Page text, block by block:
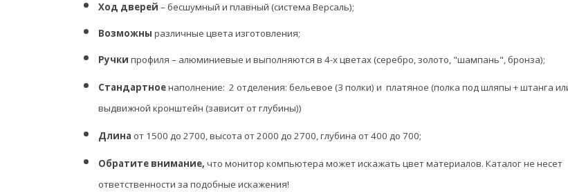
Ход дверей – бесшумный и плавный (система Версаль);
Возможны различные цвета изготовления;
Ручки профиля – алюминиевые и выполняются в 4-х цветах (серебро, золото, "шампань", бронза);
Стандартноенаполнение: 2 отделения: бельевое (3 полки) и платяное (полка под шляпы + штанга
выдвижной кронштейн (зависит от глубины))
Длина от 1500 до 2700, высота от 2000 до 2700, глубина от 400 до 700;
Обратите внимание, что монитор компьютера может искажать цвет материалов. Каталог не несет
ответственности за подобные искажения!